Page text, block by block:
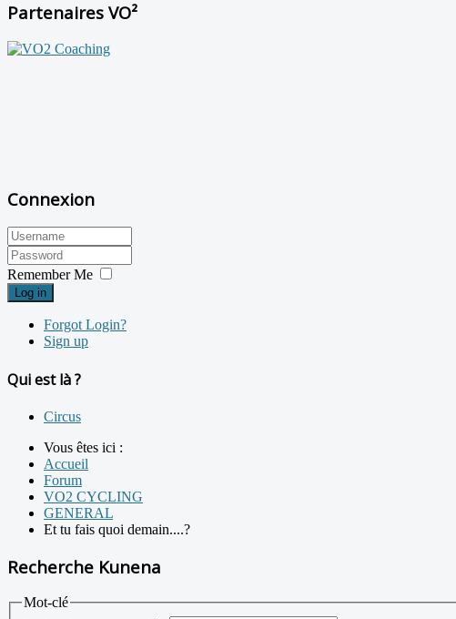
Partenaires VO²
Connexion
Remember Me
Log in
Forgot Login?
Sign up
Qui est là ?
Circus
Vous êtes ici :
Accueil
Forum
VO2 CYCLING
GENERAL
Et tu fais quoi demain....?
Recherche Kunena
Mot-clé